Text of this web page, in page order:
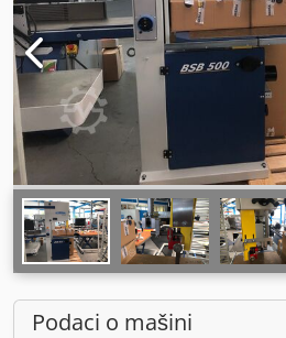
Podaci o mašini